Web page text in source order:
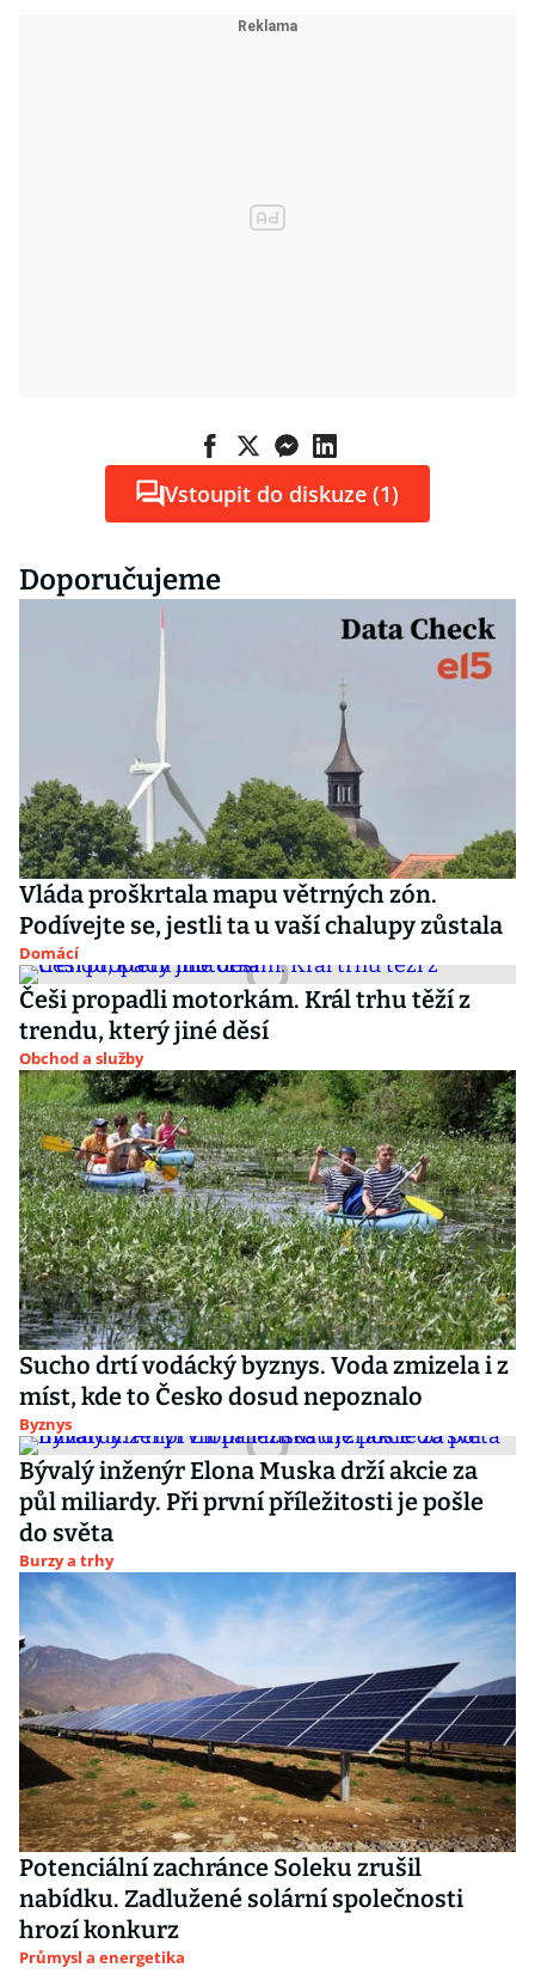
Vstoupit do diskuze (1)
Doporučujeme
Vláda proškrtala mapu větrných zón.
Podívejte se, jestli ta u vaší chalupy zůstala
Domácí
Češi propadli motorkám. Král trhu těží z
trendu, který jiné děsí
Obchod a služby
Sucho drtí vodácký byznys. Voda zmizela i z
míst, kde to Česko dosud nepoznalo
Byznys
Bývalý inženýr Elona Muska drží akcie za
půl miliardy. Při první příležitosti je pošle
do světa
Burzy a trhy
Potenciální zachránce Soleku zrušil
nabídku. Zadlužené solární společnosti
hrozí konkurz
Průmysl a energetika